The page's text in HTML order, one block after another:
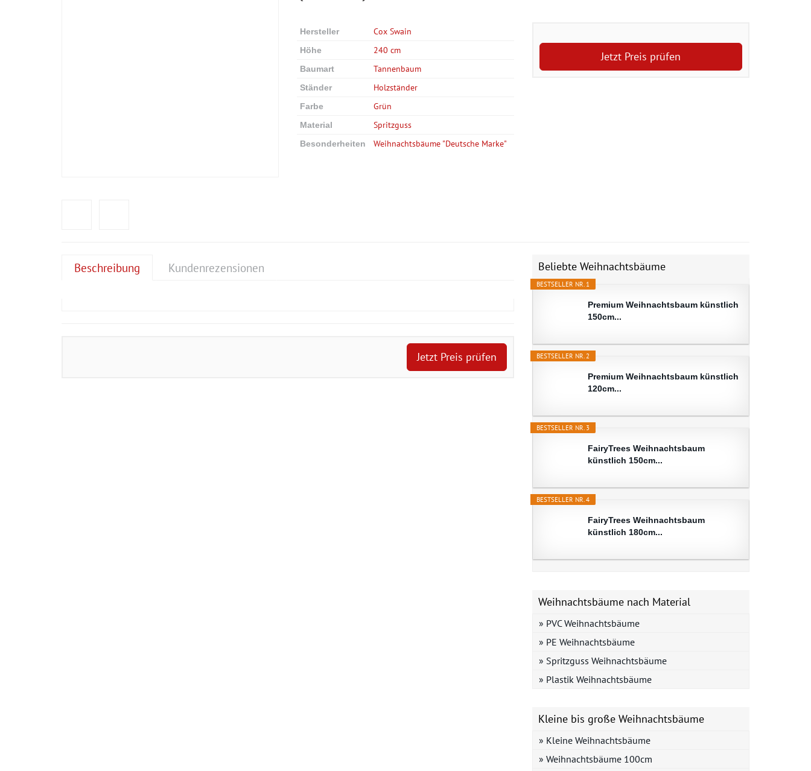
Jetzt Preis prüfen
Hersteller Cox Swain
Höhe 240 cm
Baumart Tannenbaum
Ständer Holzständer
Farbe Grün
Material Spritzguss
Besonderheiten Weihnachtsbäume "Deutsche Marke"
Beschreibung Kundenrezensionen
Jetzt Preis prüfen
Beliebte Weihnachtsbäume
BESTSELLER NR. 1
Premium Weihnachtsbaum künstlich
150cm...
BESTSELLER NR. 2
Premium Weihnachtsbaum künstlich
120cm...
BESTSELLER NR. 3
FairyTrees Weihnachtsbaum
künstlich 150cm...
BESTSELLER NR. 4
FairyTrees Weihnachtsbaum
künstlich 180cm...
Weihnachtsbäume nach Material
» PVC Weihnachtsbäume
» PE Weihnachtsbäume
» Spritzguss Weihnachtsbäume
» Plastik Weihnachtsbäume
Kleine bis große Weihnachtsbäume
» Kleine Weihnachtsbäume
» Weihnachtsbäume 100cm